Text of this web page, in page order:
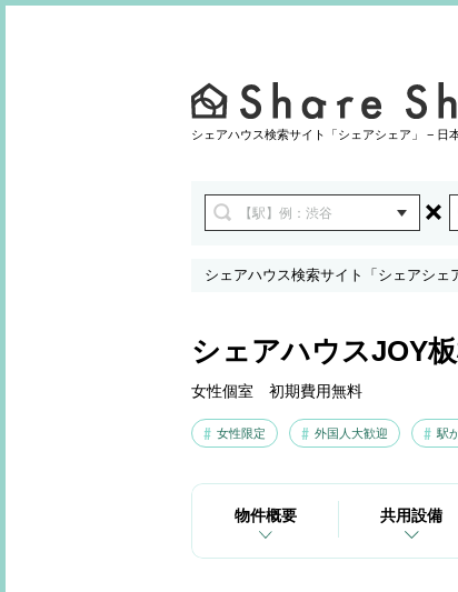
シェアハウス検索サイト「シェアシェア」 − 日
シェアハウス検索サイト「シェアシェ
シェアハウスJOY
女性個室 初期費用無料
女性限定 外国人大歓迎 駅
物件概要 共用設備